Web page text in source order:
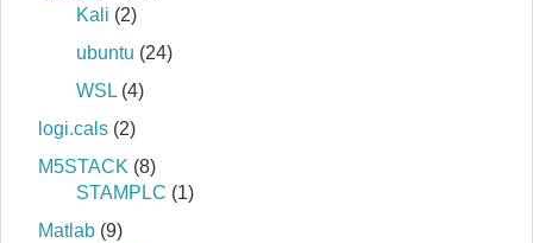
Kali (2)
ubuntu (24)
WSL (4)
logi.cals (2)
M5STACK (8)
STAMPLC (1)
Matlab (9)